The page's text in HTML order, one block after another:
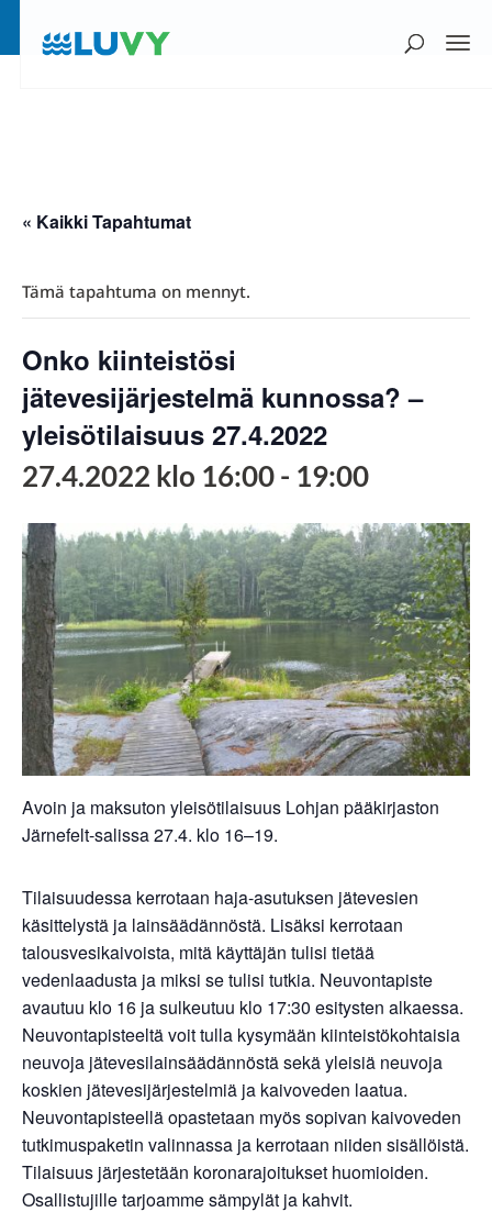
« Kaikki Tapahtumat
Tämä tapahtuma on mennyt.
Onko kiinteistösi
jätevesijärjestelmä kunnossa? –
yleisötilaisuus 27.4.2022
27.4.2022 klo 16:00- 19:00
Avoin ja maksuton yleisötilaisuus Lohjan pääkirjaston
Järnefelt-salissa 27.4. klo 16–19.
Tilaisuudessa kerrotaan haja-asutuksen jätevesien
käsittelystä ja lainsäädännöstä. Lisäksi kerrotaan
talousvesikaivoista, mitä käyttäjän tulisi tietää
vedenlaadusta ja miksi se tulisi tutkia. Neuvontapiste
avautuu klo 16 ja sulkeutuu klo 17:30 esitysten alkaessa.
Neuvontapisteeltä voit tulla kysymään kiinteistökohtaisia
neuvoja jätevesilainsäädännöstä sekä yleisiä neuvoja
koskien jätevesijärjestelmiä ja kaivoveden laatua.
Neuvontapisteellä opastetaan myös sopivan kaivoveden
tutkimuspaketin valinnassa ja kerrotaan niiden sisällöistä.
Tilaisuus järjestetään koronarajoitukset huomioiden.
Osallistujille tarjoamme sämpylät ja kahvit.